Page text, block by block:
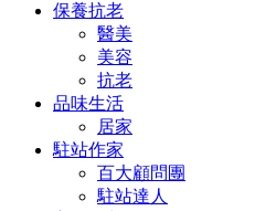
保養抗老
醫美
美容
抗老
品味生活
居家
駐站作家
百大顧問團
駐站達人